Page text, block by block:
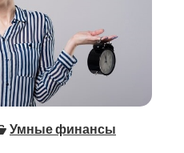
Умные финансы